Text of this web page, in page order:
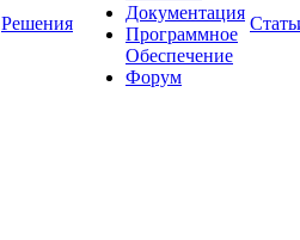
Решения
Документация
Программное
Обеспечение
Форум